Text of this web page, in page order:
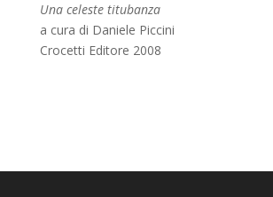
Una celeste titubanza
a cura di Daniele Piccini
Crocetti Editore 2008